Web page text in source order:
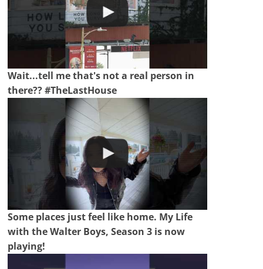
Wait...tell me that's not a real person in
there?? #TheLastHouse
Some places just feel like home. My Life
with the Walter Boys, Season 3 is now
playing!